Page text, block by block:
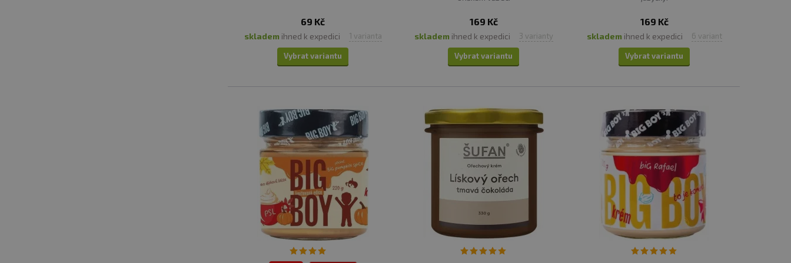
LUCKY ALVIN ARAŠÍDOVÝ KRÉM
Lucky Alvin je česká firma, které dělá své oříškové krém srdcem. Filosofií Lucky Alvin je být co nejšetrnější k tělu ale i k přírodě.
Proto si Lucky Alvina můžete vychutnat ze skla. Snaží se také eliminovat jakékoliv zbytečná aditiva, nepřidávají žádné oleje, sůl a
Big Boy je česká firmy a jejich produkty jsou synonymem výrazných chutí, bohatých příchutí a dokonale laděných receptur. S
nabídkou nepřeberného množství variant a neustálým přidáváním novinek, se nikdy nebudete nudit. Hodí se do ovesné kaše, na
palačinky nebo jen tak na lžičku.
Na našem e-shopu najdete prémiové ořechové krémy, arašídová másla i ořechy. Vybrané produkty splňují zásady Vegan, BIO a z naší nabídky si
vyberou i ti, kteří dávají přednost výrobkům českého původu.
69 Kč
skladem ihned k expedici 1 varianta
Vybrat variantu
169 Kč
skladem ihned k expedici 3 varianty
Vybrat variantu
169 Kč
skladem ihned k expedici 6 variant
Vybrat variantu